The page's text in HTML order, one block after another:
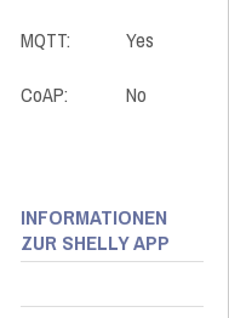
MQTT: Yes
CoAP: No
INFORMATIONEN
ZUR SHELLY APP